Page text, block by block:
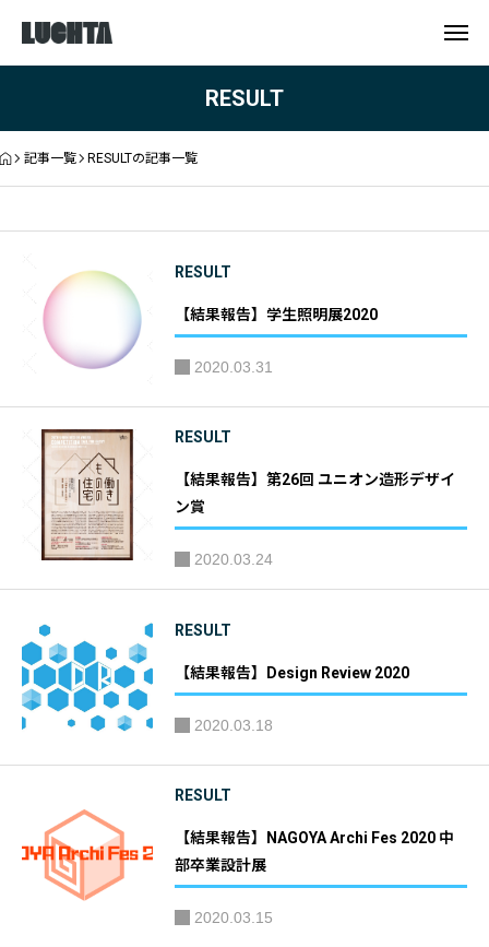
RESULT
記事一覧 RESULTの記事一覧
RESULT
【結果報告】学生照明展2020
2020.03.31
RESULT
【結果報告】第26回 ユニオン造形デザイ
ン賞
2020.03.24
RESULT
【結果報告】Design Review 2020
2020.03.18
RESULT
【結果報告】NAGOYA Archi Fes 2020 中
部卒業設計展
2020.03.15